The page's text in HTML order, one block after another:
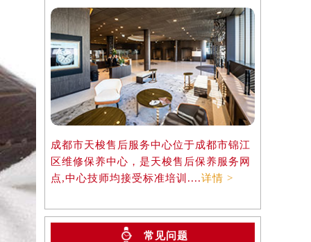
成都市天梭售后服务中心位于成都市锦江
区维修保养中心，是天梭售后保养服务网
点,中心技师均接受标准培训....详情 >
常见问题